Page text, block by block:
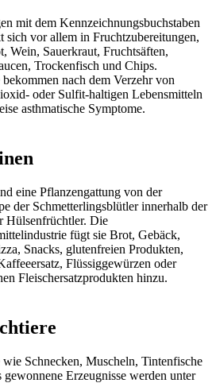
mit dem Kennzeichnungsbuchstaben
sich vor allem in Fruchtzubereitungen,
Wein, Sauerkraut, Fruchtsäften,
Trockenfisch und Chips.
nach dem Verzehr von
oder Sulfit-haltigen Lebensmitteln
asthmatische Symptome.
eine Pflanzengattung von der
der Schmetterlingsblütler innerhalb der
Hülsenfrüchtler. Die
fügt sie Brot, Gebäck,
Snacks, glutenfreien Produkten,
Flüssiggewürzen oder
Fleischersatzprodukten hinzu.
wie Schnecken, Muscheln, Tintenfische
gewonnene Erzeugnisse werden unter